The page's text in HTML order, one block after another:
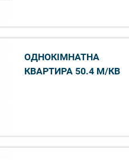
ОДНОКІМНАТНА
КВАРТИРА 50.4 М/КВ